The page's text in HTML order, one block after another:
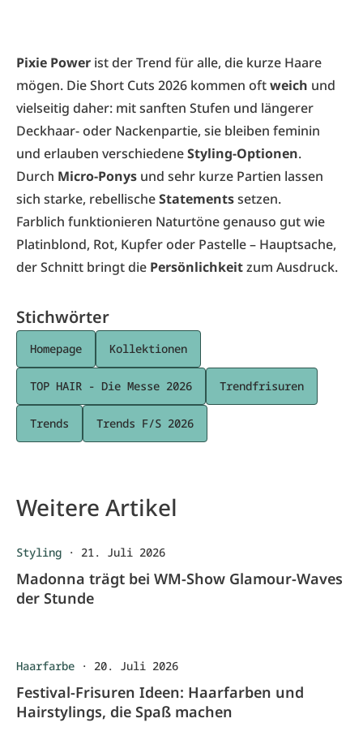
Pixie Power ist der Trend für alle, die kurze Haare
mögen. Die Short Cuts 2026 kommen oftweich und
vielseitig daher: mit sanften Stufen und längerer
Deckhaar- oder Nackenpartie, sie bleiben feminin
und erlauben verschiedeneStyling-Optionen.
Durch Micro-Ponys und sehr kurze Partien lassen
sich starke, rebellischeStatementssetzen.
Farblich funktionieren Naturtöne genauso gut wie
Platinblond, Rot, Kupfer oder Pastelle – Hauptsache,
der Schnitt bringt die Persönlichkeitzum Ausdruck.
Stichwörter
Homepage Kollektionen
TOP HAIR - Die Messe 2026 Trendfrisuren
Trends Trends F/S 2026
Weitere Artikel
Styling · 21. Juli 2026
Madonna trägt bei WM-Show Glamour-Waves
der Stunde
Haarfarbe · 20. Juli 2026
Festival-Frisuren Ideen: Haarfarben und
Hairstylings, die Spaß machen